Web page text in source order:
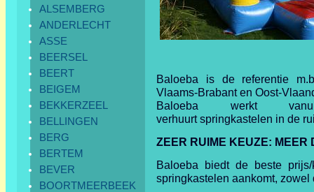
ALSEMBERG
ANDERLECHT
ASSE
BEERSEL
BEERT
BEIGEM
BEKKERZEEL
BELLINGEN
BERG
BERTEM
BEVER
BOORTMEERBEEK
Baloeba is de referentie
Vlaams-Brabant en Oost-
Baloeba werkt
verhuurt springkastelen in de
ZEER RUIME KEUZE: MEER
Baloeba biedt de beste
springkastelen aankomt,